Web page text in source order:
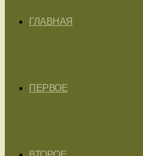
ГЛАВНАЯ
ПЕРВОЕ